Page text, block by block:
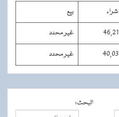
شراء بيع
46,21 غير محدد
40,03 غير محدد
البحث: